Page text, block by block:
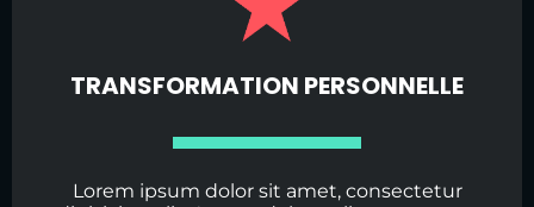
TRANSFORMATION PERSONNELLE
Lorem ipsum dolor sit amet, consectetur